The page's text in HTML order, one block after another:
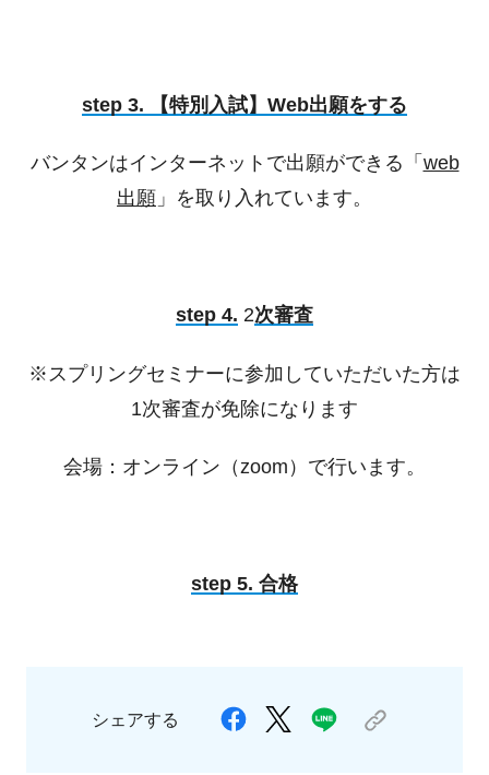
step 3. 【特別入試】Web出願をする
バンタンはインターネットで出願ができる「 web
出願 」を取り入れています。
step 4. 2次審査
※スプリングセミナーに参加していただいた方は
1次審査が免除になります
会場：オンライン（zoom）で行います。
step 5. 合格
シェアする